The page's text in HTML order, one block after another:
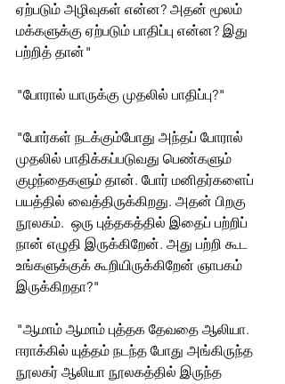
ஏற்படும் அழிவுகள் என்ன? அதன் மூலம்
மக்களுக்கு ஏற்படும் பாதிப்பு என்ன? இது
பற்றித் தான்"
"போரால் யாருக்கு முதலில் பாதிப்பு?"
"போர்கள் நடக்கும்போது அந்தப் போரால்
முதலில் பாதிக்கப்படுவது பெண்களும்
குழந்தைகளும் தான். போர் மனிதர்களைப்
பயத்தில் வைத்திருக்கிறது. அதன் பிறகு
நூலகம்.  ஒரு புத்தகத்தில் இதைப் பற்றிப்
நான் எழுதி இருக்கிறேன். அது பற்றி கூட
உங்களுக்குக் கூறியிருக்கிறேன் ஞாபகம்
இருக்கிறதா?"
"ஆமாம் ஆமாம் புத்தக தேவதை ஆலியா.
ஈராக்கில் யுத்தம் நடந்த போது அங்கிருந்த
நூலகர் ஆலியா நூலகத்தில் இருந்த